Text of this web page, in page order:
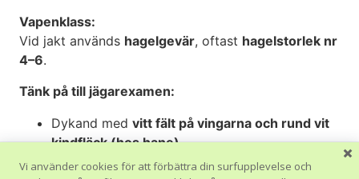
Vapenklass:
Vid jakt används hagelgevär, oftast hagelstorlek nr
4–6.
Tänk på till jägarexamen:
Dykand med vitt fält på vingarna och rund vit
kindfläck (hos hane).
Häckar iträdhål eller holkar.
Vi använder cookies för att förbättra din surfupplevelse och